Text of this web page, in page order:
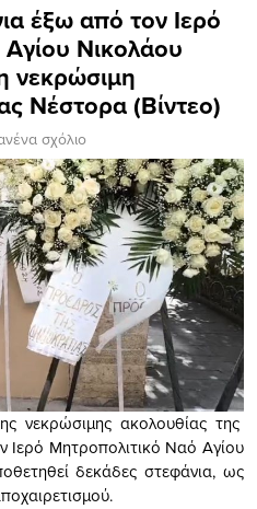
έξω από τον Ιερό
Νικολάου
νεκρώσιμη
Νέστορα (Βίντεο)
σχόλιο
νεκρώσιμης ακολουθίας της
Μητροπολιτικό Ναό Αγίου
δεκάδες στεφάνια, ως